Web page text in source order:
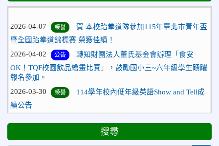
暨全國跆拳道錦標賽 榮獲佳績！
2026-04-02
公告
轉知財團法人董氏基金會辦理「食安
OK！TQF校園飲品繪畫比賽」，鼓勵國小三~六年級學生踴躍
報名參加。
2026-03-30
績公告
2026-03-30
項賽榮獲佳績！
賀 本校田徑隊參加2026年第二屆楊傳廣
搜尋